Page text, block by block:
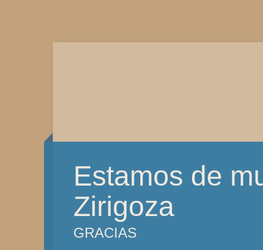
Estamos de
Zirigoza
GRACIAS